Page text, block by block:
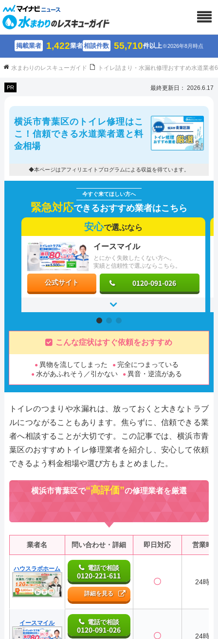
掲載業者 1,422業者相談件数 55,710件以上※2026年8月時点
水まわりのレスキューガイド トイレ詰まり・水漏れ修理おすすめ水道業
PR 最終更新日： 2026.6.17
横浜市青葉区のトイレ修理はこ
こ！信頼できる水道業者選と料
金相場
◆本ページはアフィリエイトプログラムによる収益を得ています。
緊急対応できるおすすめ業者はこちら
安心で選ぶなら
とにかく失敗したくない方へ。
実績と信頼性で選ぶならこちら。
イースマイル
公式サイト 0120-091-026
こんな症状はすぐ依頼をおすすめ
異物を流してしまった
完全につまっている
水があふれそう／引かない
異音・逆流がある
トイレのつまりや水漏れは、放っておくと大きなトラブ
ルにつながることもあります。焦らずに、信頼できる業
者へ相談することが大切です。この記事では、横浜市青
葉区のおすすめトイレ修理業者を紹介し、安心して依頼
できるよう料金相場や選び方もまとめました。
横浜市青葉区で“高評価”の修理業者を厳選
業者名 問い合わせ・詳細 即日対応 営業時
ハウスラボホーム 電話で相談
0120-221-611
詳細を見る
〇 24時間
イースマイル 電話で相談
0120-091-026
〇 24時間